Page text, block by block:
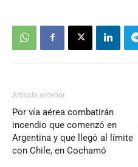
Artículo anterior
Por vía aérea combatirán
incendio que comenzó en
Argentina y que llegó al límite
con Chile, en Cochamó